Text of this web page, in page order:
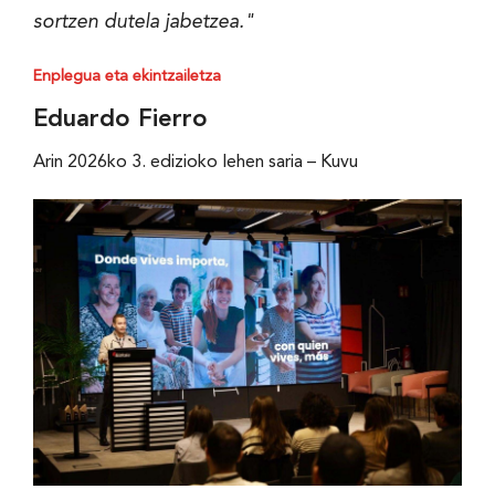
sortzen dutela jabetzea."
Enplegua eta ekintzailetza
Eduardo Fierro
Arin 2026ko 3. edizioko lehen saria – Kuvu